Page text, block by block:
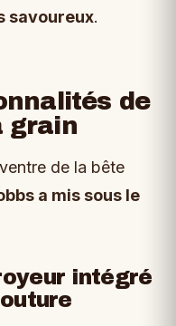
savoureux.
de
grain
de la bête
a mis sous le
intégré